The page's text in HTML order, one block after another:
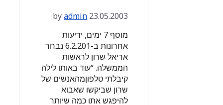
23.05.2003
byadmin
מוסף 7 ימים, ידיעות
אחרונות ב-6.2.201 נבחר
אריאל שרון לראשות
הממשלה. “עוד באותו לילה
קיבלתי טלפוןמהאנשים של
שרון שביקשו שאבוא
להיפגש אתו כמה שיותר